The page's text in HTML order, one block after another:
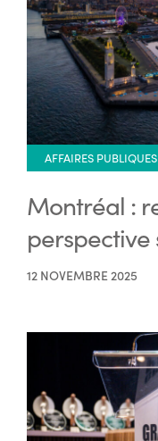
AFFAIRES PUBLIQUES
Montréal :
perspective
12 NOVEMBRE 2025